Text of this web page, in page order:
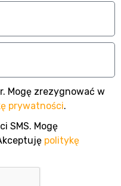
Mogę zrezygnować w
prywatności.
SMS. Mogę
politykę